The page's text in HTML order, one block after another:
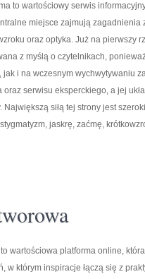
to wartościowy serwis
miejsce zajmują
oraz optyka. Już na pierwszy
z myślą o czytelnikach,
jak i na wczesnym wychwytywaniu
oraz serwisu eksperckiego, a jej
siłą tej strony jest
jaskrę, zaćmę,
to wartościowa platforma online,
w którym inspiracje łączą się z